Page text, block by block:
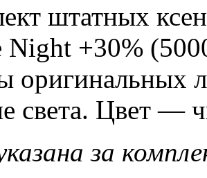
штатных
+30%
оригинальных
света. Цвет —
за